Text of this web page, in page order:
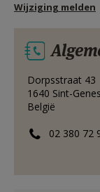
HULP
MIJN
Wijziging melden
Dorpsstraat 43
1640 Sint-
België
02 380 72